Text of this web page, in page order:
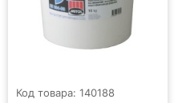
Код товара: 140188